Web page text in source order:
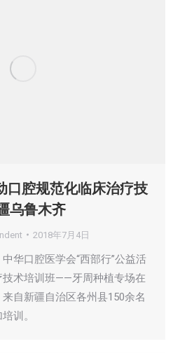
口腔规范化临床治疗技
乌鲁木齐
2018年7月4日
华口腔医学会“西部行”公益活
技术培训班——牙周种植专场在
自新疆自治区各州县150余名
训。